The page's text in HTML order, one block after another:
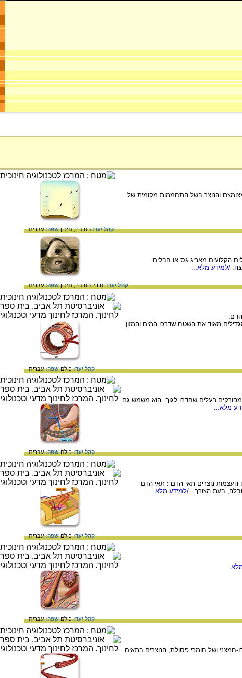
מצומצם והנוצר בשל התחממות מקומית של
קהל יעד:חטיבה,תיכוןשפה:עברית
הקלועים מאריג גס או חבלים.
/למידע מלא...
קהל יעד:יסודי,חטיבה,תיכוןשפה:עברית
מאוד את השטח שדרכו המים והמזון
קהל יעד:כולםשפה:עברית
רעלים שחדרו לגוף. הוא משמש גם
מלא...
קהל יעד:כולםשפה:עברית
העצמות נוצרים תאי הדם : תאי הדם
בעת הצורך.
/למידע מלא...
קהל יעד:כולםשפה:עברית
קהל יעד:כולםשפה:עברית
ושל חומרי פסולת, הנוצרים בתאים